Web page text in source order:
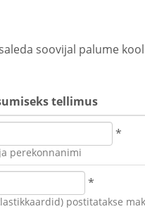
soovijal palume
tellimus
*
perekonnanimi
*
postitatakse